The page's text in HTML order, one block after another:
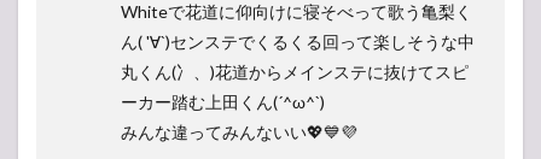
Whiteで花道に仰向けに寝そべって歌う亀梨く
ん( '∀`)センステでくるくる回って楽しそうな中
丸くん(冫、)花道からメインステに抜けてスピ
ーカー踏む上田くん(´^ω^`)
みんな違ってみんないい💖💙💜